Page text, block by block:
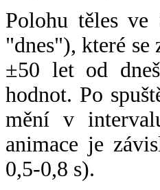
Polohu těles
"dnes"), které se
±50 let od
hodnot. Po
mění v
animace je
0,5-0,8 s).